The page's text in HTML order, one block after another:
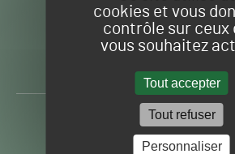
cookies et vous
contrôle sur ceux
vous souhaitez
Tout accepter
Tout refuser
Personnaliser
Gazon
Sport
H24
-
Toute l’info autour